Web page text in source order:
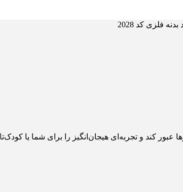
فلزی کد 2028
هیجان‌انگیز را برای شما یا کودک‌تان رقم بزند،